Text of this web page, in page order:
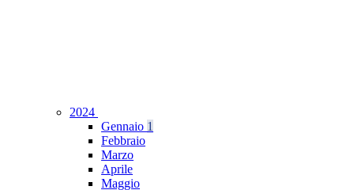
2024
Gennaio 1
Febbraio
Marzo
Aprile
Maggio